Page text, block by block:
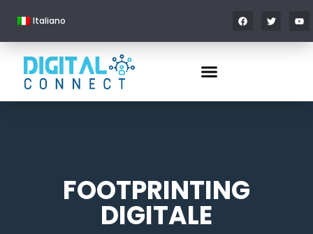
Italiano
FOOTPRINTING
DIGITALE